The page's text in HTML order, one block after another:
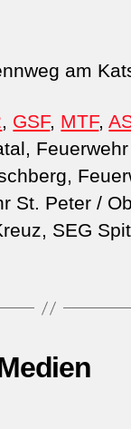
am
, GSF, MTF,
St. Peter /
SEG